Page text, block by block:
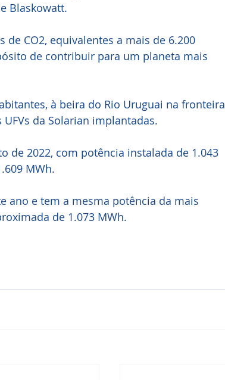
Blaskowatt.
CO2, equivalentes a mais de 6.200
de contribuir para um planeta mais
à beira do Rio Uruguai na fronteira
da Solarian implantadas.
de 2022, com potência instalada de 1.043
MWh.
de 1.073 MWh.